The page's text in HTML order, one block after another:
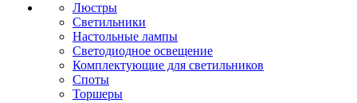
Люстры
Светильники
Настольные лампы
Светодиодное освещение
Комплектующие для светильников
Споты
Торшеры